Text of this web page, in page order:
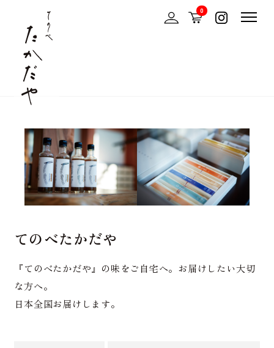
0
てのべたかだや
『てのべたかだや』の味をご自宅へ。お届けしたい大切
な方へ。
日本全国お届けします。